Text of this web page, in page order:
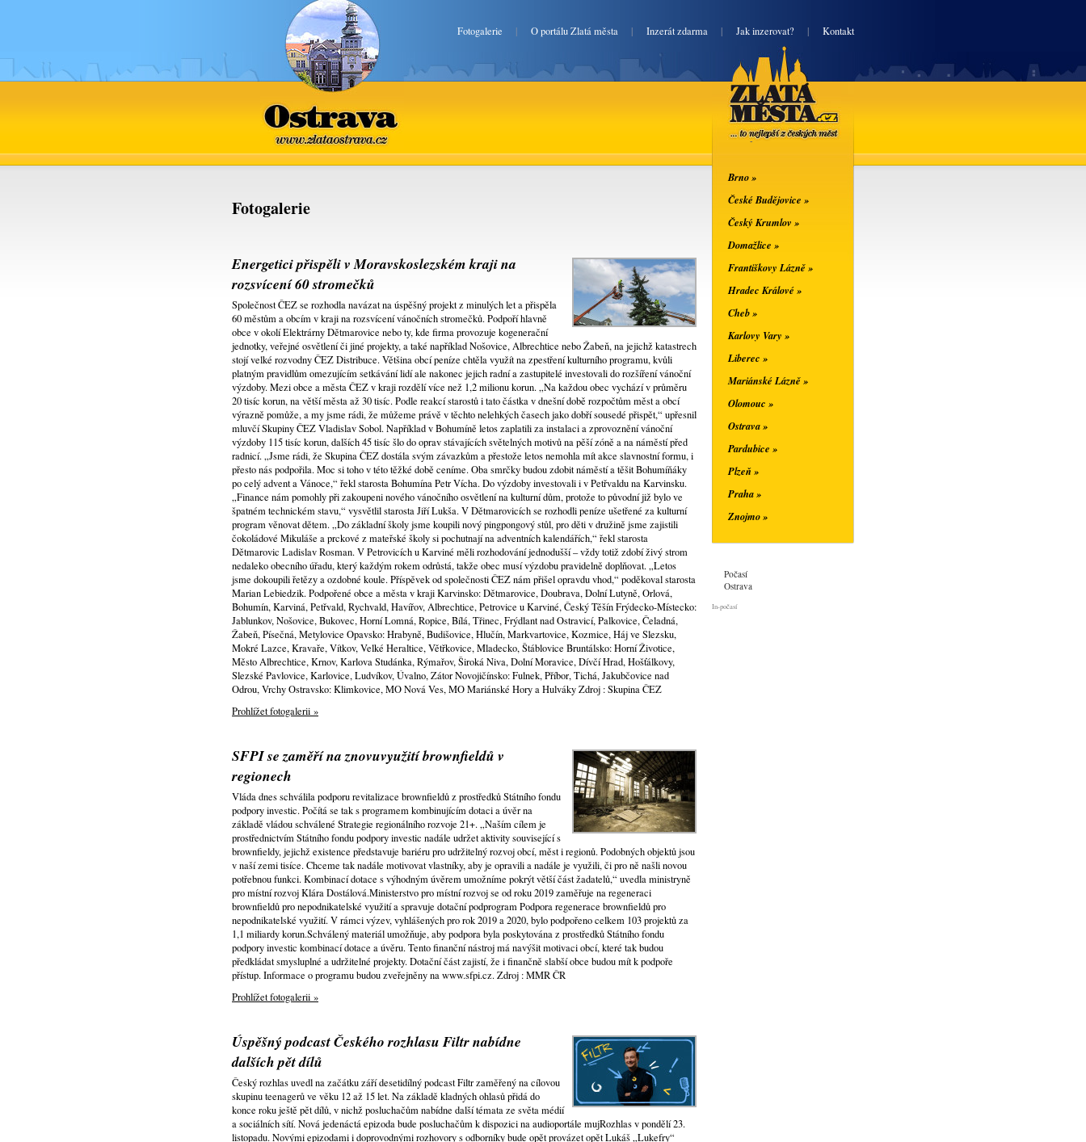
Fotogalerie | O portálu Zlatá města | Inzerát zdarma | Jak inzerovat? | Kontakt
Ostrava
www.zlataostrava.cz
Fotogalerie
Energetici přispěli v Moravskoslezském kraji na
rozsvícení 60 stromečků
Společnost ČEZ se rozhodla navázat na úspěšný projekt z minulých let a přispěla
60 městům a obcím v kraji na rozsvícení vánočních stromečků. Podpoří hlavně
obce v okolí Elektrárny Dětmarovice nebo ty, kde firma provozuje kogenerační
jednotky, veřejné osvětlení či jiné projekty, a také například Nošovice, Albrechtice nebo Žabeň, na jejichž katastrech
stojí velké rozvodny ČEZ Distribuce. Většina obcí peníze chtěla využít na zpestření kulturního programu, kvůli
platným pravidlům omezujícím setkávání lidí ale nakonec jejich radní a zastupitelé investovali do rozšíření vánoční
výzdoby. Mezi obce a města ČEZ v kraji rozdělí více než 1,2 milionu korun. „Na každou obec vychází v průměru
20 tisíc korun, na větší města až 30 tisíc. Podle reakcí starostů i tato částka v dnešní době rozpočtům měst a obcí
výrazně pomůže, a my jsme rádi, že můžeme právě v těchto nelehkých časech jako dobří sousedé přispět,“ upřesnil
mluvčí Skupiny ČEZ Vladislav Sobol. Například v Bohumíně letos zaplatili za instalaci a zprovoznění vánoční
výzdoby 115 tisíc korun, dalších 45 tisíc šlo do oprav stávajících světelných motivů na pěší zóně a na náměstí před
radnicí. „Jsme rádi, že Skupina ČEZ dostála svým závazkům a přestože letos nemohla mít akce slavnostní formu, i
přesto nás podpořila. Moc si toho v této těžké době ceníme. Oba smrčky budou zdobit náměstí a těšit Bohumíňáky
po celý advent a Vánoce,“ řekl starosta Bohumína Petr Vícha. Do výzdoby investovali i v Petřvaldu na Karvinsku.
„Finance nám pomohly při zakoupeni nového vánočního osvětlení na kulturní dům, protože to původní již bylo ve
špatném technickém stavu,“ vysvětlil starosta Jiří Lukša. V Dětmarovicích se rozhodli peníze ušetřené za kulturní
program věnovat dětem. „Do základní školy jsme koupili nový pingpongový stůl, pro děti v družině jsme zajistili
čokoládové Mikuláše a prckové z mateřské školy si pochutnají na adventních kalendářích,“ řekl starosta
Dětmarovic Ladislav Rosman. V Petrovicích u Karviné měli rozhodování jednodušší – vždy totiž zdobí živý strom
nedaleko obecního úřadu, který každým rokem odrůstá, takže obec musí výzdobu pravidelně doplňovat. „Letos
jsme dokoupili řetězy a ozdobné koule. Příspěvek od společnosti ČEZ nám přišel opravdu vhod,“ poděkoval starosta
Marian Lebiedzik. Podpořené obce a města v kraji Karvinsko: Dětmarovice, Doubrava, Dolní Lutyně, Orlová,
Bohumín, Karviná, Petřvald, Rychvald, Havířov, Albrechtice, Petrovice u Karviné, Český Těšín Frýdecko-Místecko:
Jablunkov, Nošovice, Bukovec, Horní Lomná, Ropice, Bílá, Třinec, Frýdlant nad Ostravicí, Palkovice, Čeladná,
Žabeň, Písečná, Metylovice Opavsko: Hrabyně, Budišovice, Hlučín, Markvartovice, Kozmice, Háj ve Slezsku,
Mokré Lazce, Kravaře, Vítkov, Velké Heraltice, Větřkovice, Mladecko, Štáblovice Bruntálsko: Horní Životice,
Město Albrechtice, Krnov, Karlova Studánka, Rýmařov, Široká Niva, Dolní Moravice, Dívčí Hrad, Hošťálkovy,
Slezské Pavlovice, Karlovice, Ludvíkov, Úvalno, Zátor Novojičínsko: Fulnek, Příbor, Tichá, Jakubčovice nad
Odrou, Vrchy Ostravsko: Klimkovice, MO Nová Ves, MO Mariánské Hory a Hulváky Zdroj : Skupina ČEZ
Prohlížet fotogalerii »
SFPI se zaměří na znovuvyužití brownfieldů v
regionech
Vláda dnes schválila podporu revitalizace brownfieldů z prostředků Státního fondu
podpory investic. Počítá se tak s programem kombinujícím dotaci a úvěr na
základě vládou schválené Strategie regionálního rozvoje 21+. „Naším cílem je
prostřednictvím Státního fondu podpory investic nadále udržet aktivity související s
brownfieldy, jejichž existence představuje bariéru pro udržitelný rozvoj obcí, měst i regionů. Podobných objektů jsou
v naší zemi tisíce. Chceme tak nadále motivovat vlastníky, aby je opravili a nadále je využili, či pro ně našli novou
potřebnou funkci. Kombinací dotace s výhodným úvěrem umožníme pokrýt větší část žadatelů,“ uvedla ministryně
pro místní rozvoj Klára Dostálová.Ministerstvo pro místní rozvoj se od roku 2019 zaměřuje na regeneraci
brownfieldů pro nepodnikatelské využití a spravuje dotační podprogram Podpora regenerace brownfieldů pro
nepodnikatelské využití. V rámci výzev, vyhlášených pro rok 2019 a 2020, bylo podpořeno celkem 103 projektů za
1,1 miliardy korun.Schválený materiál umožňuje, aby podpora byla poskytována z prostředků Státního fondu
podpory investic kombinací dotace a úvěru. Tento finanční nástroj má navýšit motivaci obcí, které tak budou
předkládat smysluplné a udržitelné projekty. Dotační část zajistí, že i finančně slabší obce budou mít k podpoře
přístup. Informace o programu budou zveřejněny na www.sfpi.cz. Zdroj : MMR ČR
Prohlížet fotogalerii »
Úspěšný podcast Českého rozhlasu Filtr nabídne
dalších pět dílů
Český rozhlas uvedl na začátku září desetidílný podcast Filtr zaměřený na cílovou
skupinu teenagerů ve věku 12 až 15 let. Na základě kladných ohlasů přidá do
konce roku ještě pět dílů, v nichž posluchačům nabídne další témata ze světa médií
a sociálních sítí. Nová jedenáctá epizoda bude posluchačům k dispozici na audioportále mujRozhlas v pondělí 23.
listopadu. Novými epizodami i doprovodnými rozhovory s odborníky bude opět provázet opět Lukáš „Lukefry“
Zlatá města
... to nejlepší z
českých měst
Brno »
České Budějovice »
Český Krumlov »
Domažlice »
Františkovy Lázně »
Hradec Králové »
Cheb »
Karlovy Vary »
Liberec »
Mariánské Lázně »
Olomouc »
Ostrava »
Pardubice »
Plzeň »
Praha »
Znojmo »
Počasí
Ostrava
In-počasí